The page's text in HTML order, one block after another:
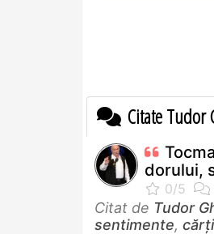
Citate Tudor
dorului,
Citat de Tudor
sentimente, cărți